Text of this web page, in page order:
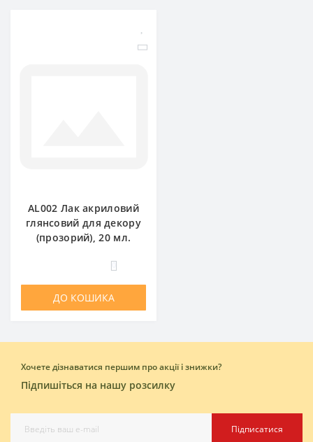
AL002 Лак акриловий
глянсовий для декору
(прозорий), 20 мл.
0
ДО КОШИКА
Хочете дізнаватися першим про акції і знижки?
Підпишіться на нашу розсилку
Підписатися